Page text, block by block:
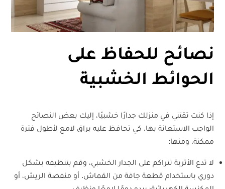
نصائح للحفاظ على
الحوائط الخشبية
إذا كنت تقتني في منزلك جدارًا خشبيًا، إليك بعض النصائح
الواجب الاستعانة بها. كي تحافظ عليه براق لامع لأطول فترة
ممكنة، ومنها:
لا تدع الأتربة تتراكم على الجدار الخشبي، وقم بتنظيفه بشكل
دوري باستخدام قطعة جافة من القماش. أو منفضة الريش، أو